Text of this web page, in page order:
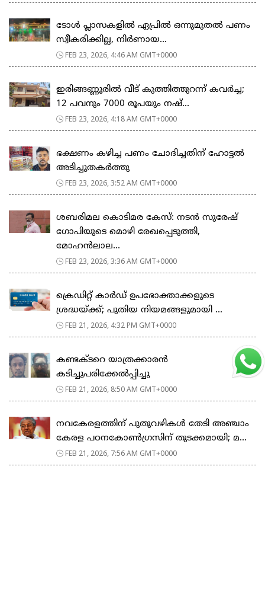
ടോള്‍ പ്ലാസകളില്‍ ഏപ്രില്‍ ഒന്നുമുതല്‍ പണം
സ്വീകരിക്കില്ല, നിര്‍ണായ...
FEB 23, 2026, 4:46 AM GMT+0000
ഇരിങ്ങണ്ണൂരിൽ വീട് കുത്തിത്തുറന്ന് കവർച്ച;
12 പവനും 7000 രൂപയും നഷ്...
FEB 23, 2026, 4:18 AM GMT+0000
ഭക്ഷണം കഴിച്ച പണം ചോദിച്ചതിന് ഹോട്ടൽ
അടിച്ചുതകർത്തു
FEB 23, 2026, 3:52 AM GMT+0000
ശബരിമല കൊടിമര കേസ്: നടൻ സുരേഷ്
ഗോപിയുടെ മൊഴി രേഖപ്പെടുത്തി,
മോഹൻലാല...
FEB 23, 2026, 3:36 AM GMT+0000
ക്രെഡിറ്റ് കാർഡ് ഉപഭോക്താക്കളുടെ
ശ്രദ്ധയ്ക്ക്; പുതിയ നിയമങ്ങളുമായി ...
FEB 21, 2026, 4:32 PM GMT+0000
കണ്ടക്ടറെ യാത്രക്കാരൻ
കടിച്ചുപരിക്കേൽപ്പിച്ചു
FEB 21, 2026, 8:50 AM GMT+0000
നവകേരളത്തിന് പുതുവഴികൾ തേടി അഞ്ചാം
കേരള പഠനകോൺഗ്രസിന് തുടക്കമായി; മ...
FEB 21, 2026, 7:56 AM GMT+0000